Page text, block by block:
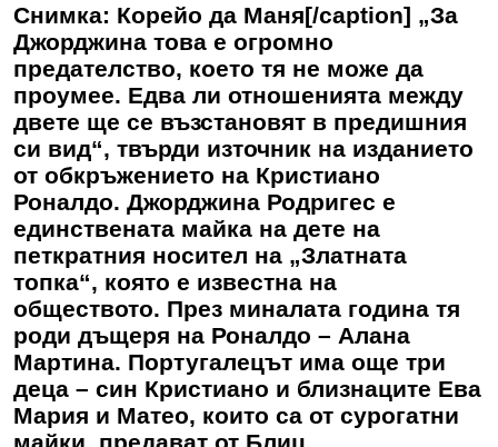
Снимка: Корейо да Маня[/caption] „За
Джорджина това е огромно
предателство, което тя не може да
проумее. Едва ли отношенията между
двете ще се възстановят в предишния
си вид“, твърди източник на изданието
от обкръжението на Кристиано
Роналдо. Джорджина Родригес е
единствената майка на дете на
петкратния носител на „Златната
топка“, която е известна на
обществото. През миналата година тя
роди дъщеря на Роналдо – Алана
Мартина. Португалецът има още три
деца – син Кристиано и близнаците Ева
Мария и Матео, които са от сурогатни